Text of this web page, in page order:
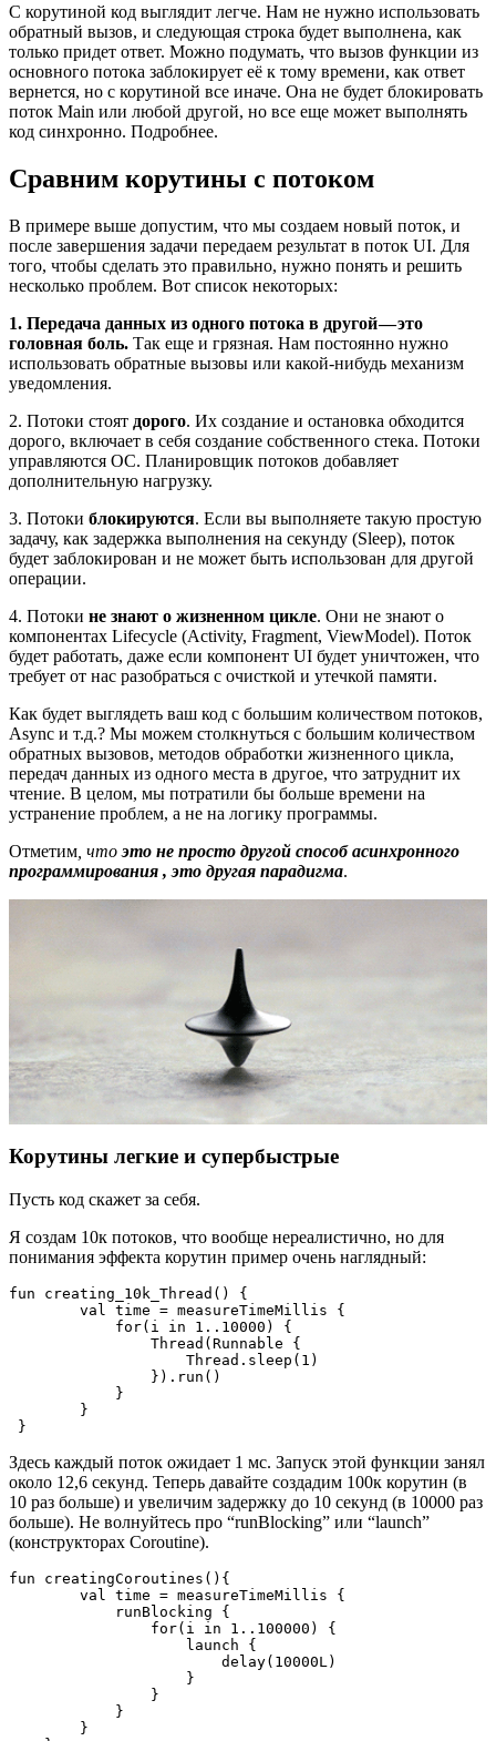
С корутиной код выглядит легче. Нам не нужно использовать
обратный вызов, и следующая строка будет выполнена, как
только придет ответ. Можно подумать, что вызов функции из
основного потока заблокирует её к тому времени, как ответ
вернется, но с корутиной все иначе. Она не будет блокировать
поток Main или любой другой, но все еще может выполнять
код синхронно. Подробнее.
Сравним корутины с потоком
В примере выше допустим, что мы создаем новый поток, и
после завершения задачи передаем результат в поток UI. Для
того, чтобы сделать это правильно, нужно понять и решить
несколько проблем. Вот список некоторых:
1. Передача данных из одного потока в другой — это
головная боль. Так еще и грязная. Нам постоянно нужно
использовать обратные вызовы или какой-нибудь механизм
уведомления.
2. Потоки стоят дорого. Их создание и остановка обходится
дорого, включает в себя создание собственного стека. Потоки
управляются ОС. Планировщик потоков добавляет
дополнительную нагрузку.
3. Потоки блокируются. Если вы выполняете такую простую
задачу, как задержка выполнения на секунду (Sleep), поток
будет заблокирован и не может быть использован для другой
операции.
4. Потоки не знают о жизненном цикле. Они не знают о
компонентах Lifecycle (Activity, Fragment, ViewModel). Поток
будет работать, даже если компонент UI будет уничтожен, что
требует от нас разобраться с очисткой и утечкой памяти.
Как будет выглядеть ваш код с большим количеством потоков,
Async и т.д.? Мы можем столкнуться с большим количеством
обратных вызовов, методов обработки жизненного цикла,
передач данных из одного места в другое, что затруднит их
чтение. В целом, мы потратили бы больше времени на
устранение проблем, а не на логику программы.
Отметим , чтоэто не просто другой способ асинхронного
программирования , это другая парадигма.
Корутины легкие и супербыстрые
Пусть код скажет за себя.
Я создам 10к потоков, что вообще нереалистично, но для
понимания эффекта корутин пример очень наглядный:
fun creating_10k_Thread() {
}
Здесь каждый поток ожидает 1 мс. Запуск этой функции занял
около 12,6 секунд. Теперь давайте создадим 100к корутин (в
10 раз больше) и увеличим задержку до 10 секунд (в 10000 раз
больше). Не волнуйтесь про “runBlocking” или “launch”
(конструкторах Coroutine).
fun creatingCoroutines(){